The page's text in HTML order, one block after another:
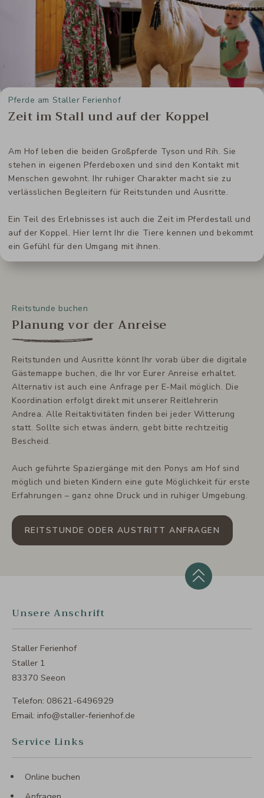
Pferde am Staller Ferienhof
Zeit im Stall und auf der Koppel
Am Hof leben die beiden Großpferde Tyson und Rih. Sie
stehen in eigenen Pferdeboxen und sind den Kontakt mit
Menschen gewohnt. Ihr ruhiger Charakter macht sie zu
verlässlichen Begleitern für Reitstunden und Ausritte.
Ein Teil des Erlebnisses ist auch die Zeit im Pferdestall und
auf der Koppel. Hier lernt Ihr die Tiere kennen und bekommt
ein Gefühl für den Umgang mit ihnen.
Reitstunde buchen
Planung vor der Anreise
Reitstunden und Ausritte könnt Ihr vorab über die digitale
Gästemappe buchen, die Ihr vor Eurer Anreise erhaltet.
Alternativ ist auch eine Anfrage per E-Mail möglich. Die
Koordination erfolgt direkt mit unserer Reitlehrerin
Andrea. Alle Reitaktivitäten finden bei jeder Witterung
statt. Sollte sich etwas ändern, gebt bitte rechtzeitig
Bescheid.
Auch geführte Spaziergänge mit den Ponys am Hof sind
möglich und bieten Kindern eine gute Möglichkeit für erste
Erfahrungen – ganz ohne Druck und in ruhiger Umgebung.
REITSTUNDE ODER AUSTRITT ANFRAGEN
Unsere Anschrift
Staller Ferienhof
Staller 1
83370 Seeon
Telefon: 08621-6496929
Email: info@staller-ferienhof.de
Service Links
Online buchen